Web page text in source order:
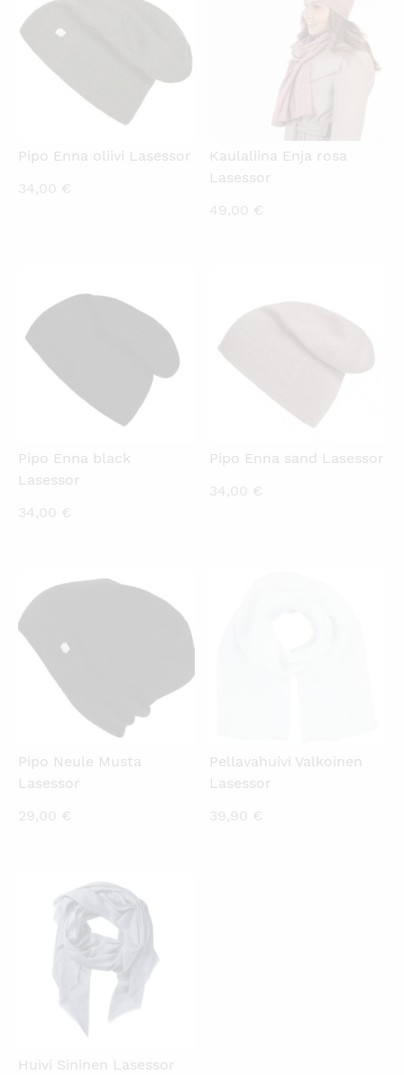
Pipo Enna oliivi Lasessor
34,00 €
Kaulaliina Enja rosa
Lasessor
49,00 €
KATSO PIKANÄKYMÄ
Pipo Enna black
Lasessor
34,00 €
Pipo Enna sand Lasessor
34,00 €
KATSO PIKANÄKYMÄ
Pipo Neule Musta
Lasessor
29,00 €
Pellavahuivi Valkoinen
Lasessor
39,90 €
KATSO PIKANÄKYMÄ
Huivi Sininen Lasessor